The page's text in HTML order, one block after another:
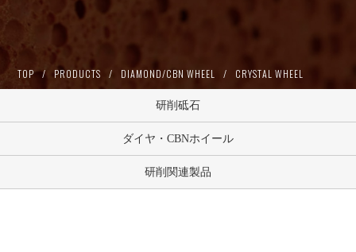
TOP PRODUCTS DIAMOND/CBN WHEEL CRYSTAL WHEEL
研削砥石
ダイヤ・CBNホイール
研削関連製品